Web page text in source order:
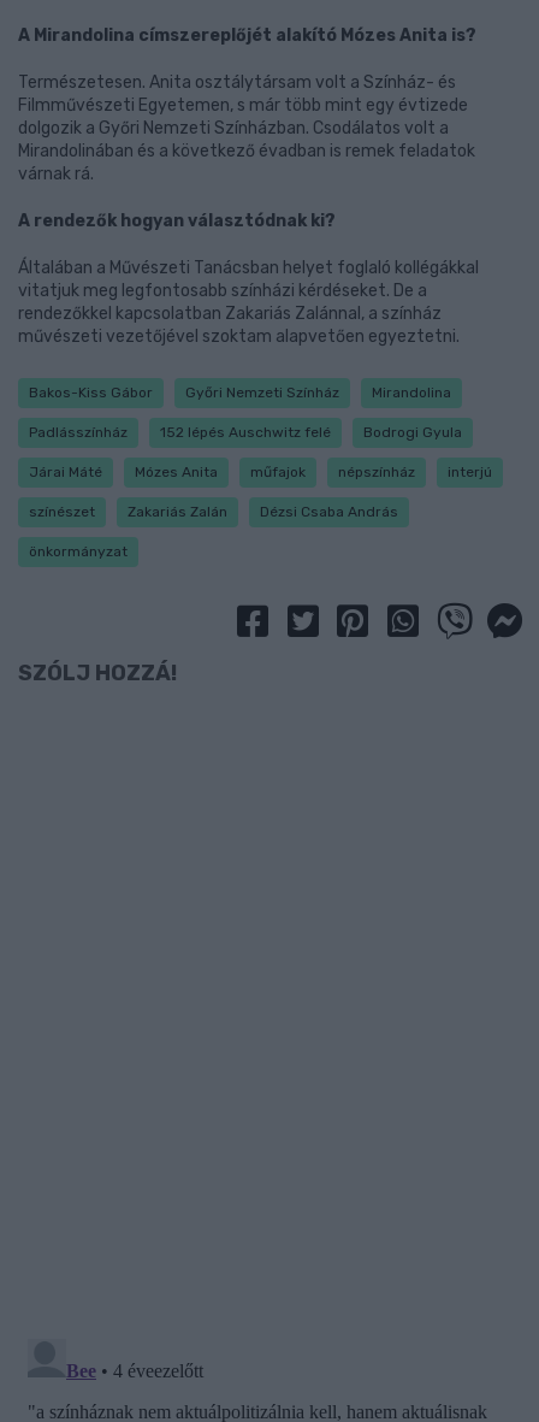
A Mirandolina címszereplőjét alakító Mózes Anita is?
Természetesen. Anita osztálytársam volt a Színház- és
Filmművészeti Egyetemen, s már több mint egy évtizede
dolgozik a Győri Nemzeti Színházban. Csodálatos volt a
Mirandolinában és a következő évadban is remek feladatok
várnak rá.
A rendezők hogyan választódnak ki?
Általában a Művészeti Tanácsban helyet foglaló kollégákkal
vitatjuk meg legfontosabb színházi kérdéseket. De a
rendezőkkel kapcsolatban Zakariás Zalánnal, a színház
művészeti vezetőjével szoktam alapvetően egyeztetni.
Bakos-Kiss Gábor Győri Nemzeti Színház Mirandolina
Padlásszínház 152 lépés Auschwitz felé Bodrogi Gyula
Járai Máté Mózes Anita műfajok népszínház interjú
színészet Zakariás Zalán Dézsi Csaba András
önkormányzat
SZÓLJ HOZZÁ!